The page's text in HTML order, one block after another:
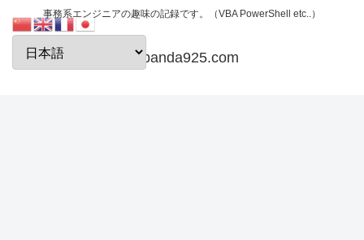
事務系エンジニアの趣味の記録です。（VBA PowerShell etc..）
papanda925.com